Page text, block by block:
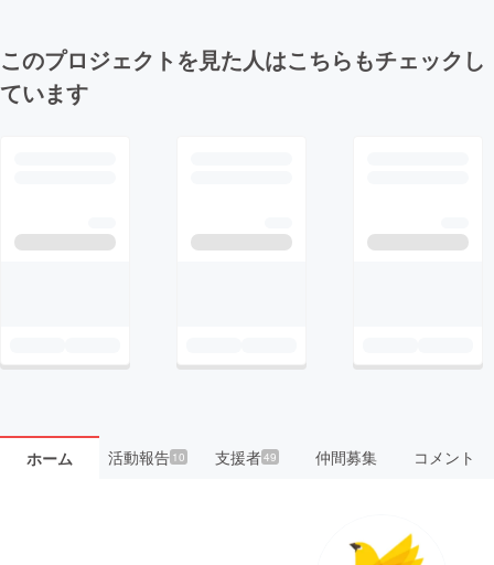
このプロジェクトを見た人はこちらもチェックし
ています
ホーム 活動報告10 支援者49 仲間募集 コメント